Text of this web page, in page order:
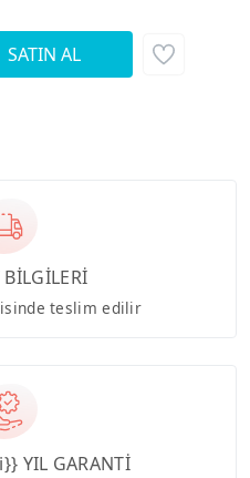
teslim edilir
YIL GARANTİ